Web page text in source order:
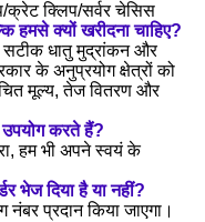
क्रेट क्लिप/सर्वर चेसिस
हमसे क्यों खरीदना चाहिए?
सटीक धातु मुद्रांकन और
के अनुप्रयोग क्षेत्रों को
मूल्य, तेज वितरण और
उपयोग करते हैं?
हम भी अपने स्वयं के
भेज दिया है या नहीं?
प्रदान किया जाएगा।